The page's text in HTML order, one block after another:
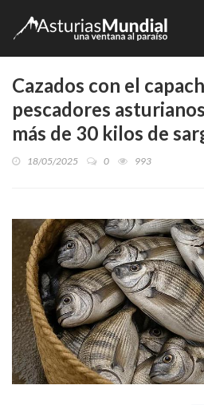
Cazados con el
pescadores
más de 30 kilos de
18/05/2025 0 993